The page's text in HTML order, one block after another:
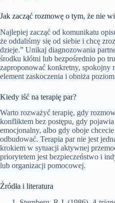
Jak zacząć rozmowę o tym, że nie
Najlepiej zacząć od komunikatu
że oddaliśmy się od siebie i chcę
dzieje.” Unikaj diagnozowania
środku kłótni lub bezpośrednio po
zaproponować konkretny,
element zaskoczenia i obniża
Kiedy iść na terapię par?
Warto rozważyć terapię, gdy
konfliktem bez postępu, gdy pojawia
emocjonalny, albo gdy oboje
odbudować. Terapia par nie jest
krokiem w sytuacji aktywnej
priorytetem jest bezpieczeństwo i
lub organizacji pomocowej.
Źródła i literatura